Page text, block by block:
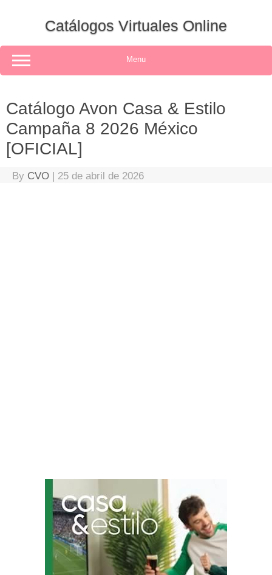
Catálogos Virtuales Online
Menu
Catálogo Avon Casa & Estilo
Campaña 8 2026 México
[OFICIAL]
By CVO | 25 de abril de 2026